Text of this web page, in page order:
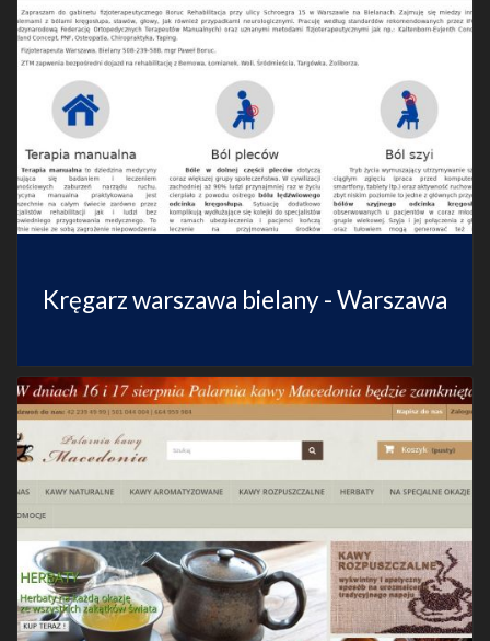
Kręgarz warszawa bielany - Warszawa